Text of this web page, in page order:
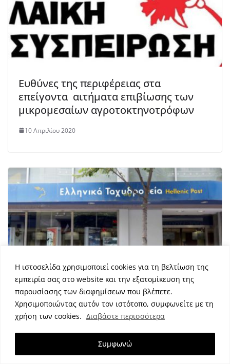
Η ιστοσελίδα χρησιμοποιεί cookies για τη βελτίωση της
εμπειρία σας στο website και την εξατομίκευση της
παρουσίασης των διαφημίσεων που βλέπετε.
Χρησιμοποιώντας αυτόν τον ιστότοπο, συμφωνείτε με τη
χρήση των cookies. Διαβάστε περισσότερα
Συμφωνώ
Ευθύνες της περιφέρειας στα
επείγοντα αιτήματα επιβίωσης των
μικρομεσαίων αγροτοκτηνοτρόφων
10 Απριλίου 2020
Ο Γ. Ψυχογιός για την εγκατάλειψη και
απαξίωση υποκαταστημάτων ΕΛΤΑ
στην Κορινθία